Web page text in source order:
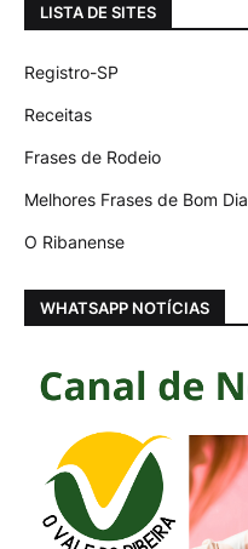
LISTA DE SITES
Registro-SP
Receitas
Frases de Rodeio
Melhores Frases de Bom Dia
O Ribanense
WHATSAPP NOTÍCIAS